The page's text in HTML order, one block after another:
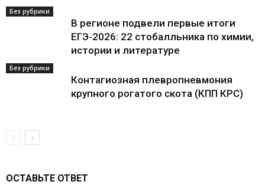
Без рубрики
В регионе подвели первые итоги
ЕГЭ-2026: 22 стобалльника по химии,
истории и литературе
Без рубрики
Контагиозная плевропневмония
крупного рогатого скота (КПП КРС)
ОСТАВЬТЕ ОТВЕТ